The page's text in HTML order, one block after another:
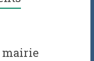
mairie